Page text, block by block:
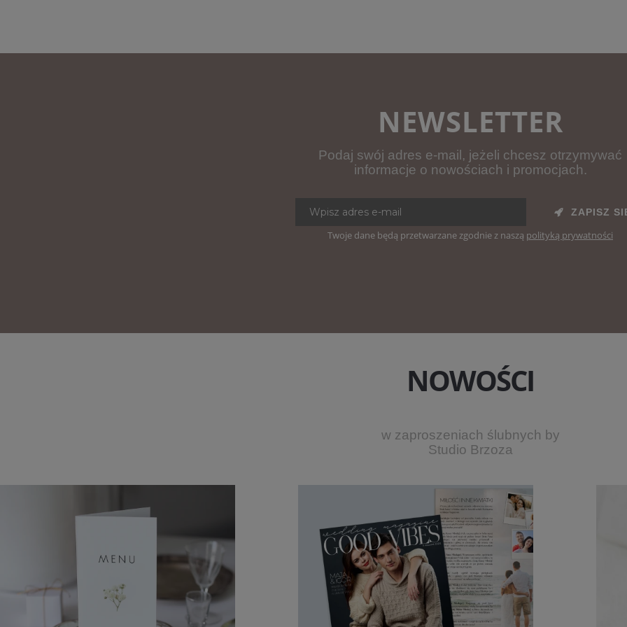
NEWSLETTER
Podaj swój adres e-mail, jeżeli chcesz otrzymywać
informacje o nowościach i promocjach.
ZAPISZ
Twoje dane będą przetwarzane zgodnie z naszą polityką prywatności
NOWOŚCI
w zaproszeniach ślubnych by
Studio Brzoza